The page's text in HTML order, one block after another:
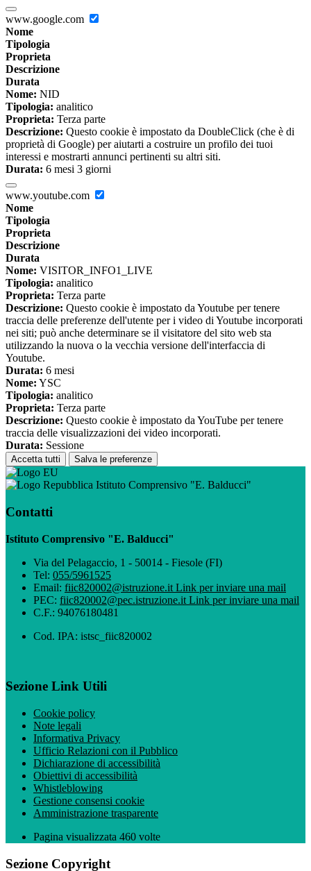
www.google.com
Nome
Tipologia
Proprieta
Descrizione
Durata
Nome: NID
Tipologia: analitico
Proprieta: Terza parte
Descrizione: Questo cookie è impostato da DoubleClick (che è di
proprietà di Google) per aiutarti a costruire un profilo dei tuoi
interessi e mostrarti annunci pertinenti su altri siti.
Durata: 6 mesi 3 giorni
www.youtube.com
Nome
Tipologia
Proprieta
Descrizione
Durata
Nome: VISITOR_INFO1_LIVE
Tipologia: analitico
Proprieta: Terza parte
Descrizione: Questo cookie è impostato da Youtube per tenere
traccia delle preferenze dell'utente per i video di Youtube incorporati
nei siti; può anche determinare se il visitatore del sito web sta
utilizzando la nuova o la vecchia versione dell'interfaccia di
Youtube.
Durata: 6 mesi
Nome: YSC
Tipologia: analitico
Proprieta: Terza parte
Descrizione: Questo cookie è impostato da YouTube per tenere
traccia delle visualizzazioni dei video incorporati.
Durata: Sessione
Accetta tutti Salva le preferenze
Istituto Comprensivo "E. Balducci"
Contatti
Istituto Comprensivo "E. Balducci"
Via del Pelagaccio, 1 - 50014 - Fiesole (FI)
Tel: 055/5961525
Email: fiic820002@istruzione.it Link per inviare una mail
PEC: fiic820002@pec.istruzione.it Link per inviare una mail
C.F.: 94076180481
Cod. IPA: istsc_fiic820002
Sezione Link Utili
Cookie policy
Note legali
Informativa Privacy
Ufficio Relazioni con il Pubblico
Dichiarazione di accessibilità
Obiettivi di accessibilità
Whistleblowing
Gestione consensi cookie
Amministrazione trasparente
Pagina visualizzata 460 volte
Sezione Copyright